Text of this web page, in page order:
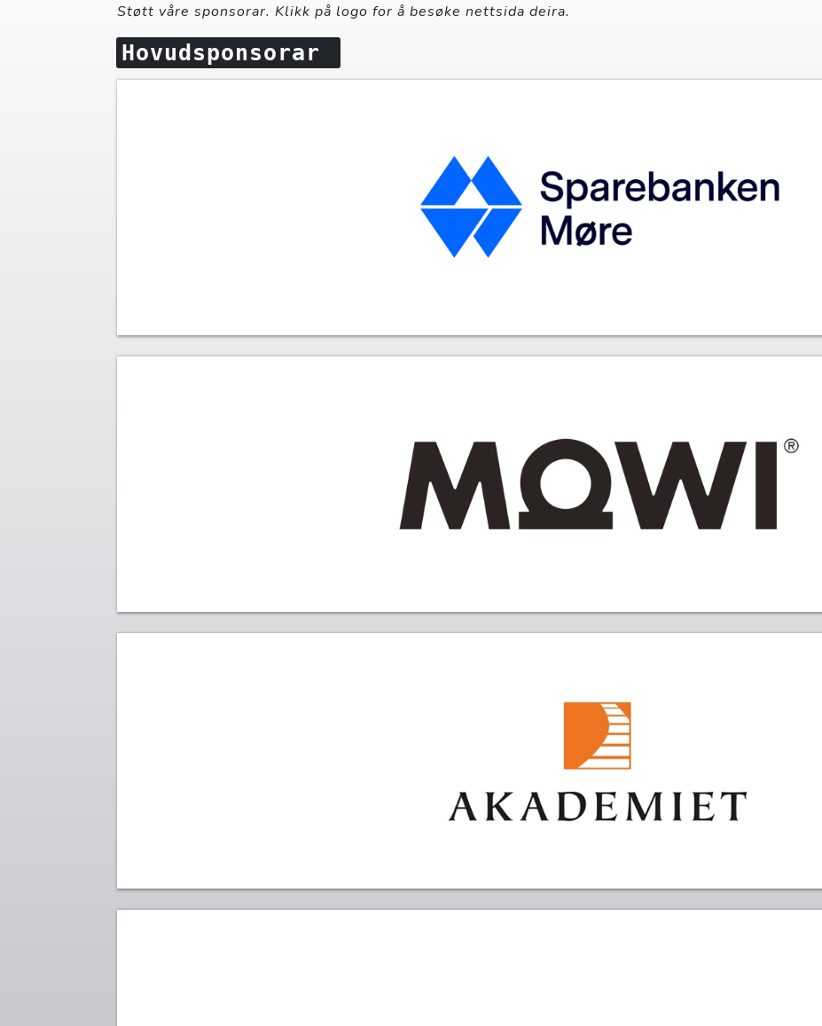
Støtt våre sponsorar. Klikk på logo for å besøke nettsida deira.
Hovudsponsorar